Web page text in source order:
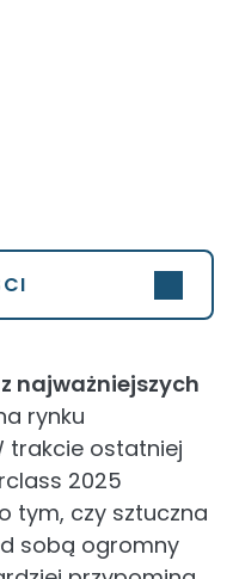
najważniejszych
rynku
trakcie ostatniej
2025
tym, czy sztuczna
sobą ogromny